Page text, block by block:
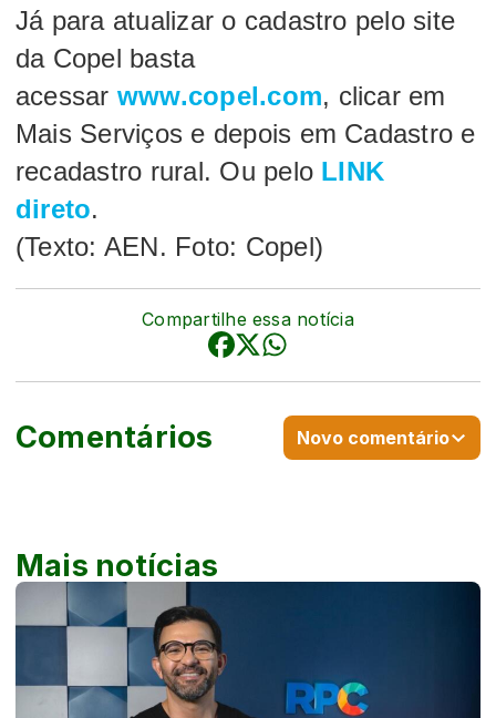
Já para atualizar o cadastro pelo site
da Copel basta
acessar www.copel.com, clicar em
Mais Serviços e depois em Cadastro e
recadastro rural. Ou pelo LINK
direto.
(Texto: AEN. Foto: Copel)
Compartilhe essa notícia
Comentários Novo comentário
Mais notícias